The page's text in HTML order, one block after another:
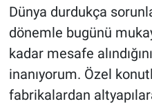
Dünya durdukça
dönemle bugünü
kadar mesafe
inanıyorum. Özel
fabrikalardan